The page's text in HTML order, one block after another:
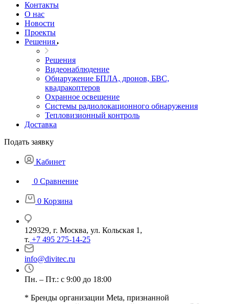
Контакты
О нас
Новости
Проекты
Решения
Решения
Видеонаблюдение
Обнаружение БПЛА, дронов, БВС,
квадракоптеров
Охранное освещение
Системы радиолокационного обнаружения
Тепловизионный контроль
Доставка
Подать заявку
Кабинет
0 Сравнение
0 Корзина
129329, г. Москва, ул. Кольская 1,
т. +7 495 275-14-25
info@divitec.ru
Пн. – Пт.: с 9:00 до 18:00
* Бренды организации Meta, признанной